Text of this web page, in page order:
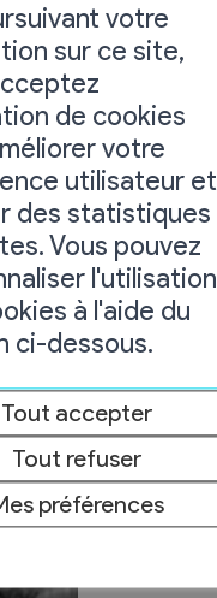
votre
sur ce site,
de cookies
votre
utilisateur et
des statistiques
Vous pouvez
l'utilisation
à l'aide du
ci-dessous.
Tout accepter
Tout refuser
préférences